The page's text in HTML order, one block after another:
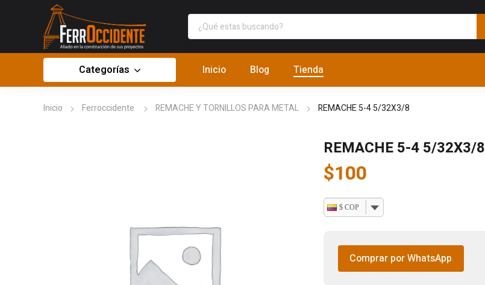
Categorías Inicio Blog Tienda
Inicio Ferroccidente REMACHE Y TORNILLOS PARA METAL REMACHE 5-4 5/32X3/8
REMACHE 5-4 5/32X3/8
$100
$ COP
Comprar por WhatsApp